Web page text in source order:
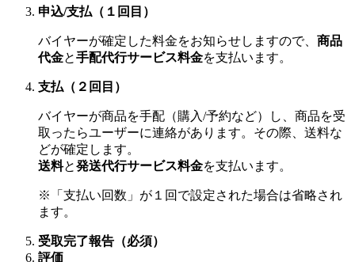
申込/支払（１回目）
バイヤーが確定した料金をお知らせしますので、 商品
代金と手配代行サービス料金を支払います。
支払（２回目）
バイヤーが商品を手配（購入/予約など）し、商品を受
取ったらユーザーに連絡があります。その際、送料な
どが確定します。
送料と発送代行サービス料金を支払います。
※「支払い回数」が１回で設定された場合は省略され
ます。
受取完了報告（必須）
評価